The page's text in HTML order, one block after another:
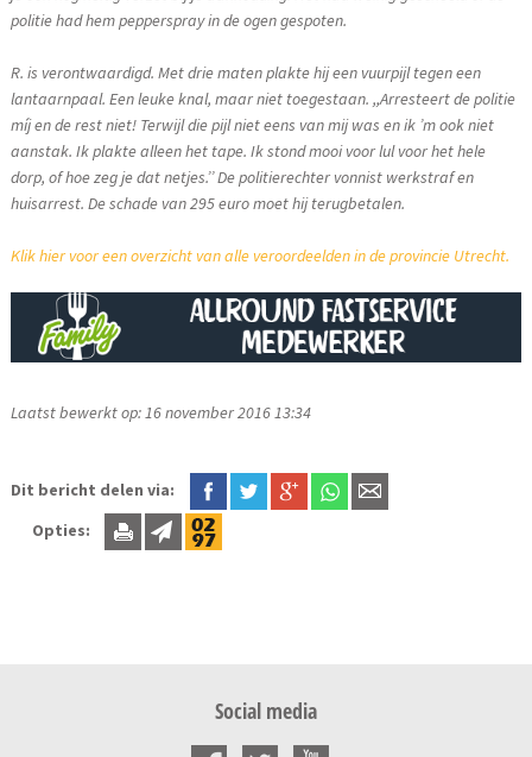
politie had hem pepperspray in de ogen gespoten.
R. is verontwaardigd. Met drie maten plakte hij een vuurpijl tegen een
lantaarnpaal. Een leuke knal, maar niet toegestaan. ,,Arresteert de politie
míj en de rest niet! Terwijl die pijl niet eens van mij was en ik ’m ook niet
aanstak. Ik plakte alleen het tape. Ik stond mooi voor lul voor het hele
dorp, of hoe zeg je dat netjes.’’ De politierechter vonnist werkstraf en
huisarrest. De schade van 295 euro moet hij terugbetalen.
Klik hier voor een overzicht van alle veroordeelden in de provincie Utrecht.
Laatst bewerkt op: 16 november 2016 13:34
Dit bericht delen via:
Opties:
Social media